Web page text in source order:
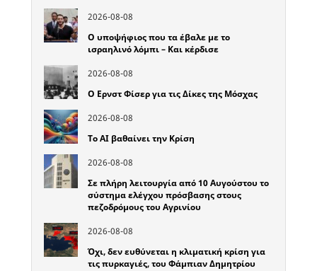
2026-08-08
Ο υποψήφιος που τα έβαλε με το
ισραηλινό λόμπι – Και κέρδισε
2026-08-08
Ο Ερνστ Φίσερ για τις Δίκες της Μόσχας
2026-08-08
Το ΑΙ βαθαίνει την Κρίση
2026-08-08
Σε πλήρη λειτουργία από 10 Αυγούστου το
σύστημα ελέγχου πρόσβασης στους
πεζοδρόμους του Αγρινίου
2026-08-08
Όχι, δεν ευθύνεται η κλιματική κρίση για
τις πυρκαγιές, του Φάμπιαν Δημητρίου